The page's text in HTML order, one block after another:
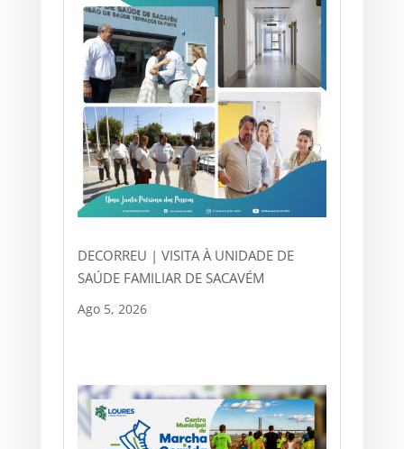
DECORREU | VISITA À UNIDADE DE
SAÚDE FAMILIAR DE SACAVÉM
Ago 5, 2026